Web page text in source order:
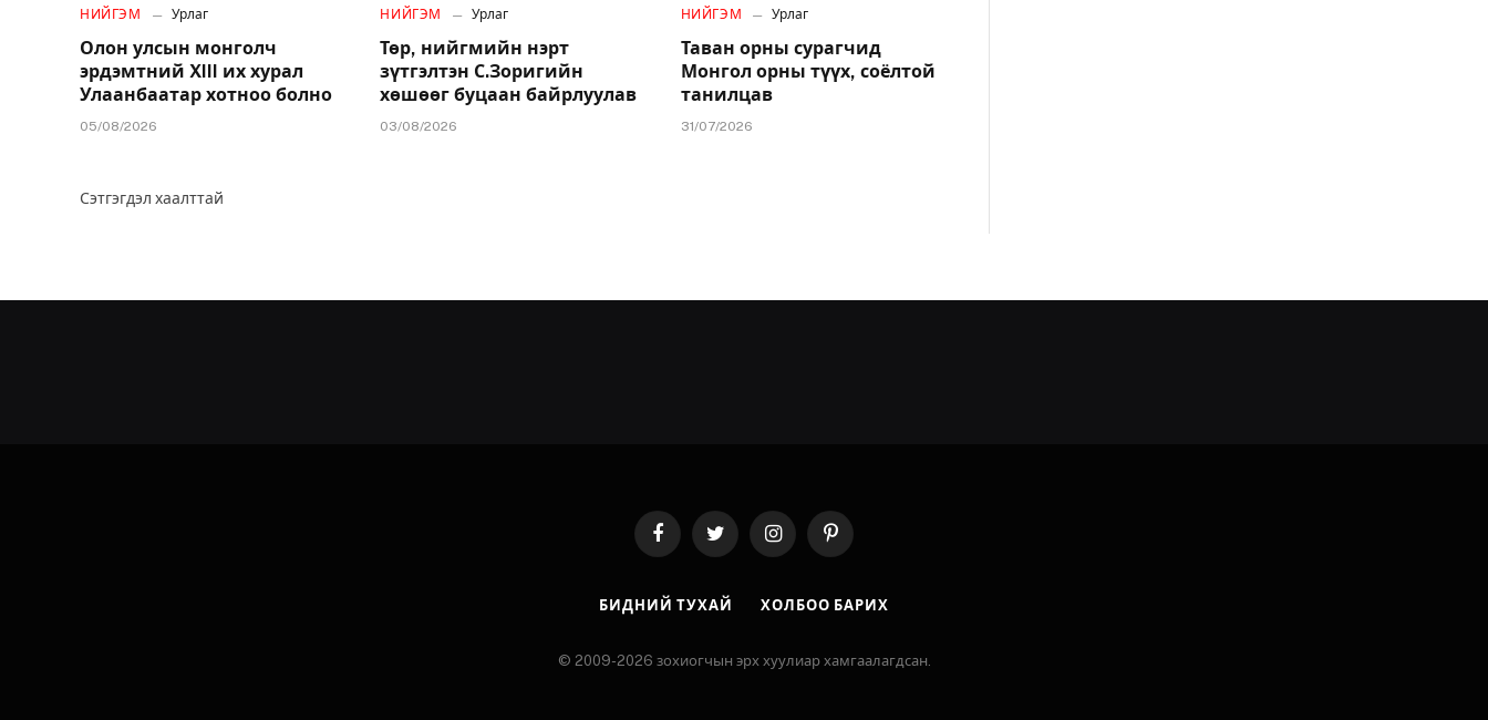
НИЙГЭМ Урлаг
Олон улсын монголч
эрдэмтний XIII их хурал
Улаанбаатар хотноо болно
05/08/2026
НИЙГЭМ Урлаг
Төр, нийгмийн нэрт
зүтгэлтэн С.Зоригийн
хөшөөг буцаан байрлуулав
03/08/2026
НИЙГЭМ Урлаг
Таван орны сурагчид
Монгол орны түүх, соёлтой
танилцав
31/07/2026
Сэтгэгдэл хаалттай
FacebookTwitter InstagramPinterest
БИДНИЙ ТУХАЙ ХОЛБОО БАРИХ
© 2009-2026 зохиогчын эрх хуулиар хамгаалагдсан.